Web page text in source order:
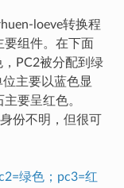
loeve转换程
要组件。在下面
PC2被分配到绿
主要以蓝色显
要呈红色。
份不明，但很可
绿色；pc3=红